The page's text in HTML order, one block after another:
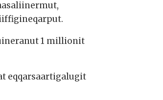
1 millionit
eqqarsaartigalugit